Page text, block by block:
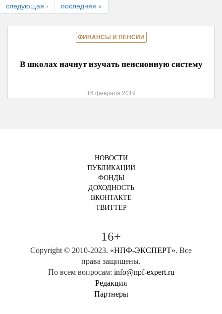
следующая ›
последняя »
ФИНАНСЫ И ПЕНСИИ
В школах начнут изучать пенсионную систему
16 февраля 2019
НОВОСТИ
ПУБЛИКАЦИИ
ФОНДЫ
ДОХОДНОСТЬ
ВКОНТАКТЕ
ТВИТТЕР
16+
Copyright © 2010-2023. «НПФ-ЭКСПЕРТ». Все
права защищены.
По всем вопросам: info@npf-expert.ru
Редакция
Партнеры